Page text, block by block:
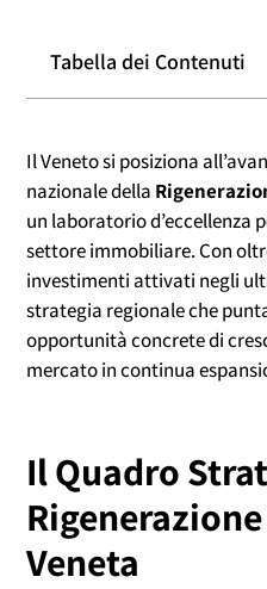
Tabella dei Contenuti
Il Veneto si posiziona
nazionale della
un laboratorio d’eccellenza
settore immobiliare. Con
investimenti attivati negli
strategia regionale che
opportunità concrete di
mercato in continua
Il Quadro
Veneta